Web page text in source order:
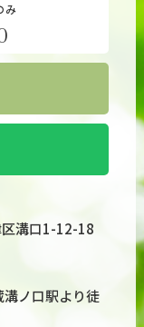
み
溝口1-12-18
ノ口駅より徒